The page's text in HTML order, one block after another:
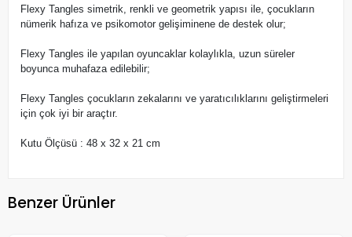
Flexy Tangles simetrik, renkli ve geometrik yapısı ile, çocukların
nümerik hafıza ve psikomotor gelişiminene de destek olur;
Flexy Tangles ile yapılan oyuncaklar kolaylıkla, uzun süreler
boyunca muhafaza edilebilir;
Flexy Tangles çocukların zekalarını ve yaratıcılıklarını geliştirmeleri
için çok iyi bir araçtır.
Kutu Ölçüsü : 48 x 32 x 21 cm
Benzer Ürünler